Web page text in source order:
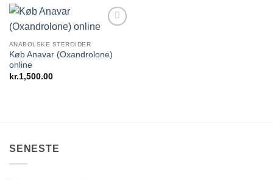
ANABOLSKE STEROIDER
Køb Anavar (Oxandrolone)
online
kr.1,500.00
SENESTE